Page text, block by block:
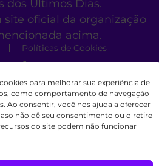
para melhorar sua experiência de
como comportamento de navegação
Ao consentir, você nos ajuda a oferecer
não dê seu consentimento ou o retire
do site podem não funcionar
dos Últimos Dias.
site oficial da organização
acima.
Políticas de Cookies